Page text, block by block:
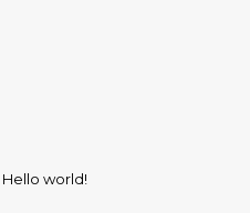
Hello world!